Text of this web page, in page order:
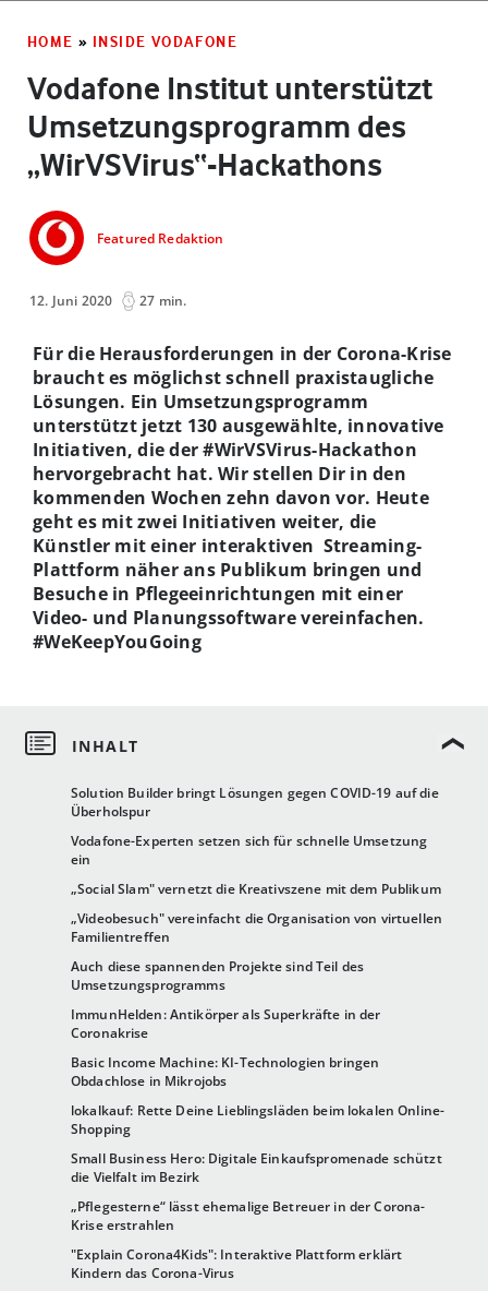
HOME » INSIDE VODAFONE
Vodafone Institut unterstützt
Umsetzungsprogramm des
„WirVSVirus“-Hackathons
Featured Redaktion
12. Juni 2020 27 min.
Solution Builder bringt Lösungen gegen COVID-19 auf die
Überholspur
Vodafone-Experten setzen sich für schnelle Umsetzung
ein
„Social Slam" vernetzt die Kreativszene mit dem Publikum
„Videobesuch" vereinfacht die Organisation von virtuellen
Familientreffen
Auch diese spannenden Projekte sind Teil des
Umsetzungsprogramms
ImmunHelden: Antikörper als Superkräfte in der
Coronakrise
Basic Income Machine: KI-Technologien bringen
Obdachlose in Mikrojobs
lokalkauf: Rette Deine Lieblingsläden beim lokalen Online-
Shopping
Small Business Hero: Digitale Einkaufspromenade schützt
die Vielfalt im Bezirk
„Pflegesterne“ lässt ehemalige Betreuer in der Corona-
Krise erstrahlen
"Explain Corona4Kids": Interaktive Plattform erklärt
Kindern das Corona-Virus
Für die Herausforderungen in der Corona-Krise
braucht es möglichst schnell praxistaugliche
Lösungen. Ein Umsetzungsprogramm
unterstützt jetzt 130 ausgewählte, innovative
Initiativen, die der #WirVSVirus-Hackathon
hervorgebracht hat. Wir stellen Dir in den
kommenden Wochen zehn davon vor. Heute
geht es mit zwei Initiativen weiter, die
Künstler mit einer interaktiven Streaming-
Plattform näher ans Publikum bringen und
Besuche in Pflegeeinrichtungen mit einer
Video- und Planungssoftware vereinfachen.
#WeKeepYouGoing